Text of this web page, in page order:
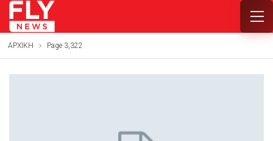
ΑΡΧΙΚΗ Page 3,322